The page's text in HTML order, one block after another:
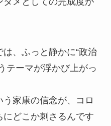
、ふっと静かに“政治
テーマが浮かび上がっ
う家康の信念が、コロ
どこか刺さるんです